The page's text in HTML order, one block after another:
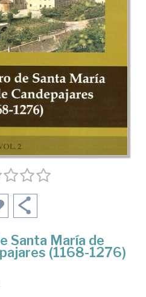
Santa María de
(1168-1276)